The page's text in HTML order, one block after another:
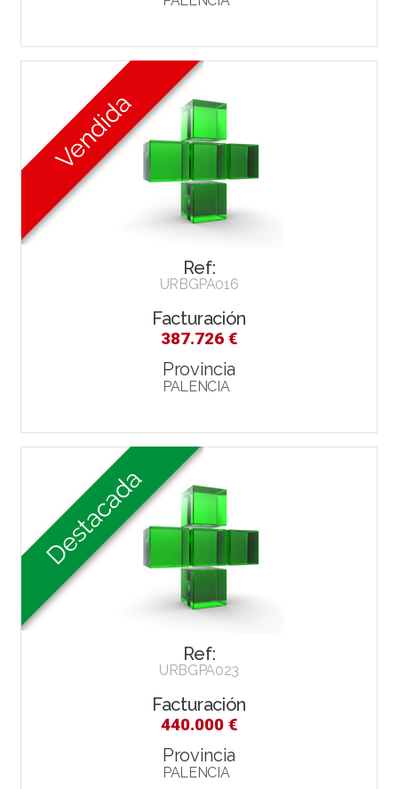
Ref:
URBGPA016
Facturación
387.726 €
Provincia
PALENCIA
Ref:
URBGPA023
Facturación
440.000 €
Provincia
PALENCIA